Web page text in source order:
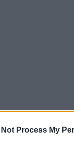
Not Process My